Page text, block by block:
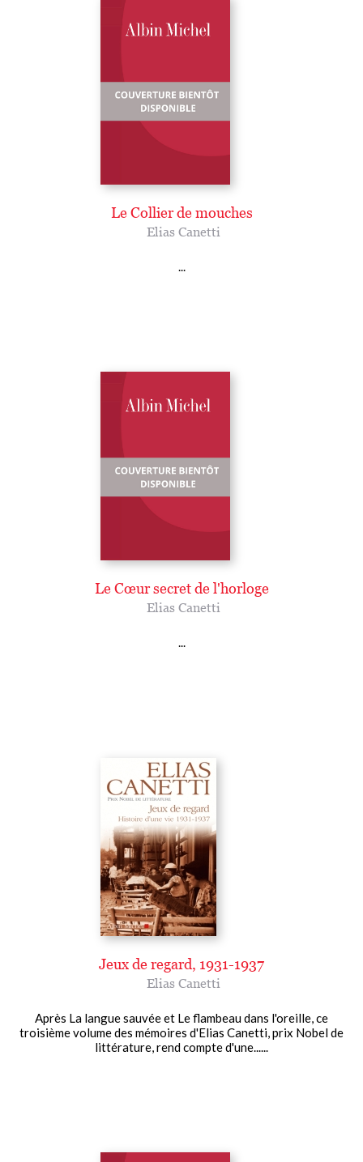
Le Collier de mouches
Elias Canetti
...
Le Cœur secret de l'horloge
Elias Canetti
...
Jeux de regard, 1931-1937
Elias Canetti
Après La langue sauvée et Le flambeau dans l'oreille, ce
troisième volume des mémoires d'Elias Canetti, prix Nobel de
littérature, rend compte d'une......